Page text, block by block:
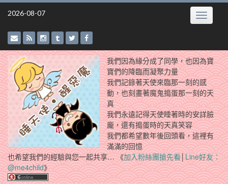
Skip
2026-08-07 Toggle
我們因為緣分成了同學，也因為寶
寶們的降臨而凝聚力量
我們記錄著天使來臨那一刻的感
動，也刻畫著魔鬼搗蛋那一刻的天
真
我們永遠記得天使睡著時的安詳臉
龐，還有搗蛋時的天真笑容
我們都希望數年後回頭看，這裡有
滿滿的回憶
也希望我們的經驗與您一起共享… 《加入粉絲團搶先看│Line好友：
@me4child》